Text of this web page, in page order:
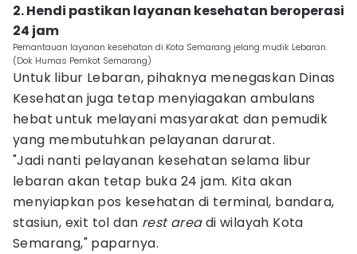
2. Hendi pastikan layanan kesehatan beroperasi
24 jam
Pemantauan layanan kesehatan di Kota Semarang jelang mudik Lebaran.
(Dok Humas Pemkot Semarang)
Untuk libur Lebaran, pihaknya menegaskan Dinas
Kesehatan juga tetap menyiagakan ambulans
hebat untuk melayani masyarakat dan pemudik
yang membutuhkan pelayanan darurat.
"Jadi nanti pelayanan kesehatan selama libur
lebaran akan tetap buka 24 jam. Kita akan
menyiapkan pos kesehatan di terminal, bandara,
stasiun, exit tol dan rest areadi wilayah Kota
Semarang," paparnya.